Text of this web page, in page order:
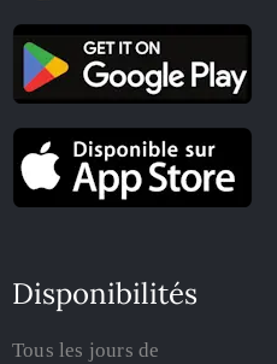
Disponibilités
Tous les jours de